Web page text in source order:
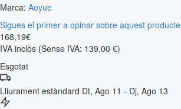
Marca: Aoyue
Sigues el primer a opinar sobre aquest producte
168,19€
IVA inclòs (Sense IVA: 139,00 €)
Esgotat
Lliurament estàndard Dt, Ago 11 - Dj, Ago 13